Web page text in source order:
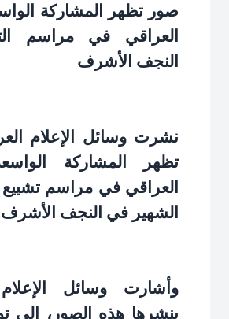
صور تظهر المشاركة
العراقي في مراسم
النجف الأشرف
نشرت وسائل الإعلام
تظهر المشاركة
العراقي في مراسم تشييع
الشهير في النجف الأشرف
وأشارت وسائل الإعلام
بنشرها هذه الصور، إلى